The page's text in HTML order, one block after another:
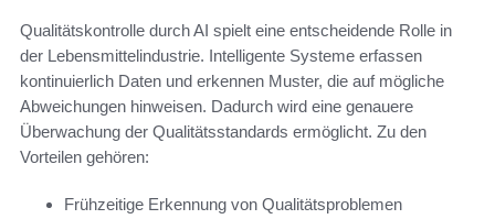
Qualitätskontrolle durch AI spielt eine entscheidende Rolle in
der Lebensmittelindustrie. Intelligente Systeme erfassen
kontinuierlich Daten und erkennen Muster, die auf mögliche
Abweichungen hinweisen. Dadurch wird eine genauere
Überwachung der Qualitätsstandards ermöglicht. Zu den
Vorteilen gehören:
Frühzeitige Erkennung von Qualitätsproblemen